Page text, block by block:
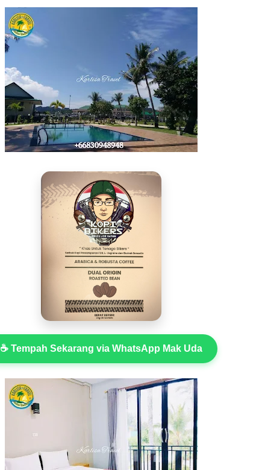
☕ Tempah Sekarang via WhatsApp Mak Uda